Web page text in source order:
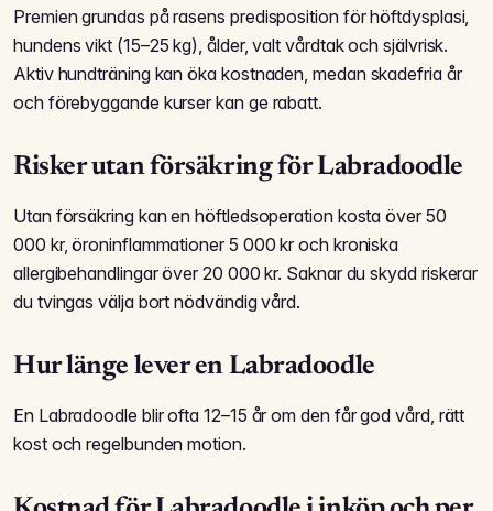
Premien grundas på rasens predisposition för höftdysplasi,
hundens vikt (15–25 kg), ålder, valt vårdtak och självrisk.
Aktiv hundträning kan öka kostnaden, medan skadefria år
och förebyggande kurser kan ge rabatt.
Risker utan försäkring för Labradoodle
Utan försäkring kan en höftledsoperation kosta över 50
000 kr, öroninflammationer 5 000 kr och kroniska
allergibehandlingar över 20 000 kr. Saknar du skydd riskerar
du tvingas välja bort nödvändig vård.
Hur länge lever en Labradoodle
En Labradoodle blir ofta 12–15 år om den får god vård, rätt
kost och regelbunden motion.